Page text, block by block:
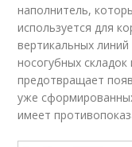
наполнитель,
используется для
вертикальных
носогубных
предотвращает
уже
имеет